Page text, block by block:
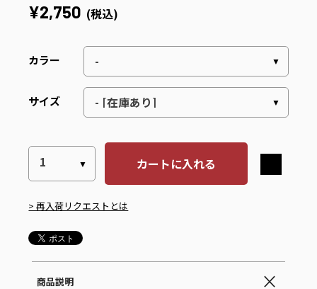
¥2,750 (税込)
カラー
サイズ
カートに入れる
> 再入荷リクエストとは
商品説明